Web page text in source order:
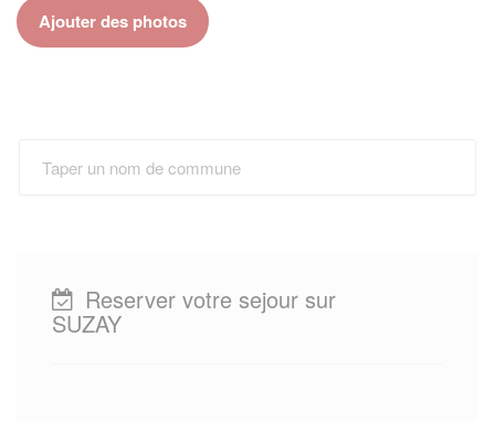
Ajouter des photos
Reserver votre sejour sur
SUZAY